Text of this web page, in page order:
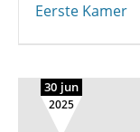
Eerste Kamer
30 jun
2025